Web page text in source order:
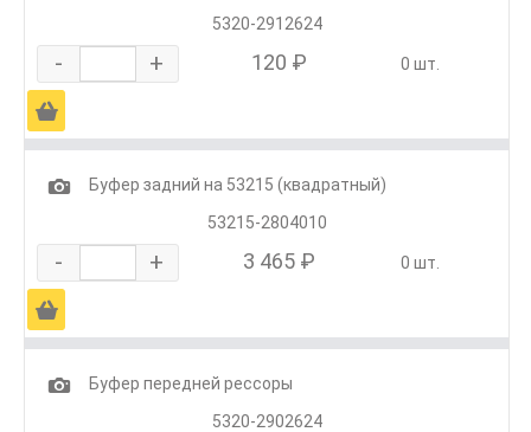
5320-2912624
- + 120 ₽ 0 шт.
Ä
1
Буфер задний на 53215 (квадратный)
53215-2804010
- + 3 465 ₽ 0 шт.
Ä
1
Буфер передней рессоры
5320-2902624